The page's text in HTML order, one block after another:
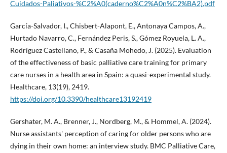
Cuidados-Paliativos-%C2%A0(caderno%C2%A0n%C2%BA2).pdf
García-Salvador, I., Chisbert-Alapont, E., Antonaya Campos, A.,
Hurtado Navarro, C., Fernández Peris, S., Gómez Royuela, L. A.,
Rodríguez Castellano, P., & Casaña Mohedo, J. (2025). Evaluation
of the effectiveness of basic palliative care training for primary
care nurses in a health area in Spain: a quasi-experimental study.
Healthcare, 13(19), 2419.
https://doi.org/10.3390/healthcare13192419
Gershater, M. A., Brenner, J., Nordberg, M., & Hommel, A. (2024).
Nurse assistants' perception of caring for older persons who are
dying in their own home: an interview study. BMC Palliative Care,